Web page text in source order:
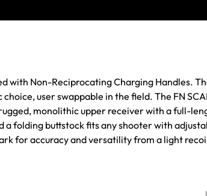
with Non-Reciprocating Charging Handles.
user swappable in the field. The FN
monolithic upper receiver with a full-
folding buttstock fits any shooter with
for accuracy and versatility from a light